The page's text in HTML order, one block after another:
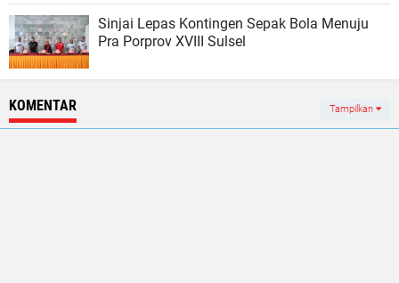
Sinjai Lepas Kontingen Sepak Bola Menuju
Pra Porprov XVIII Sulsel
KOMENTAR Tampilkan